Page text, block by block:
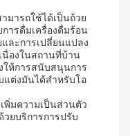
มารถใช้ได้เป็นถ้วย
ารดื่มเครื่องดื่มร้อน
ละการเปลี่ยนแปลง
นื่องในสถานที่บ้าน
ให้การสนับสนุนการ
แต่งมันได้สําหรับโอ
พิ่มความเป็นส่วนตัว
ยบริการการปรับ